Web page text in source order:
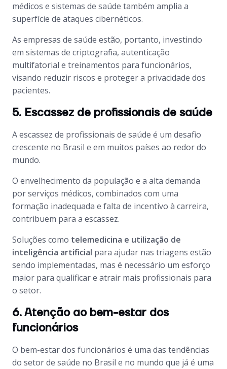
médicos e sistemas de saúde também amplia a
superfície de ataques cibernéticos.
As empresas de saúde estão, portanto, investindo
em sistemas de criptografia, autenticação
multifatorial e treinamentos para funcionários,
visando reduzir riscos e proteger a privacidade dos
pacientes.
5. Escassez de profissionais de saúde
A escassez de profissionais de saúde é um desafio
crescente no Brasil e em muitos países ao redor do
mundo.
O envelhecimento da população e a alta demanda
por serviços médicos, combinados com uma
formação inadequada e falta de incentivo à carreira,
contribuem para a escassez.
Soluções como telemedicina e utilização de
inteligência artificial para ajudar nas triagens estão
sendo implementadas, mas é necessário um esforço
maior para qualificar e atrair mais profissionais para
o setor.
6. Atenção ao bem-estar dos
funcionários
O bem-estar dos funcionários é uma das tendências
do setor de saúde no Brasil e no mundo que já é uma